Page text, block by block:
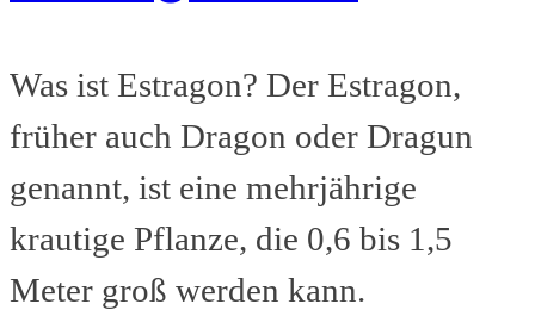
Was ist Estragon? Der Estragon,
früher auch Dragon oder Dragun
genannt, ist eine mehrjährige
krautige Pflanze, die 0,6 bis 1,5
Meter groß werden kann.